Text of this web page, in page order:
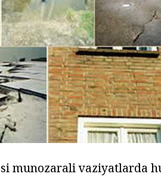
munozarali vaziyatlarda